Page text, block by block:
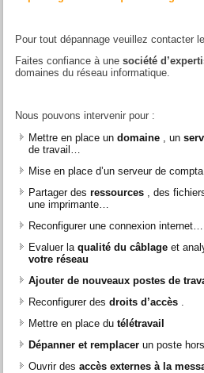
Pour tout dépannage veuillez contacter
Faites confiance à unesociété
domaines du réseau informatique.
Nous pouvons intervenir pour :
Mettre en place undomaine , un
de travail…
Mise en place d’un serveur de
Partager desressources , des
une imprimante…
Reconfigurer une connexion internet…
Evaluer laqualité du câblageet
votre réseau
Ajouter de nouveaux postes de
Reconfigurer desdroits d’accès
Mettre en place dutélétravail
Dépanner et remplacerun poste
Ouvrir desaccès externes à la